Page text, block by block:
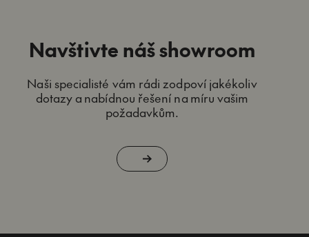
Navštivte náš showroom
Naši specialisté vám rádi zodpoví jakékoliv
dotazy a nabídnou řešení na míru vašim
požadavkům.